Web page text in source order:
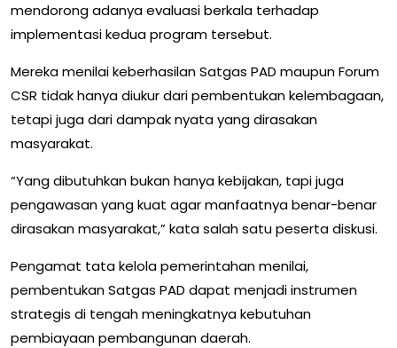
mendorong adanya evaluasi berkala terhadap
implementasi kedua program tersebut.
Mereka menilai keberhasilan Satgas PAD maupun Forum
CSR tidak hanya diukur dari pembentukan kelembagaan,
tetapi juga dari dampak nyata yang dirasakan
masyarakat.
“Yang dibutuhkan bukan hanya kebijakan, tapi juga
pengawasan yang kuat agar manfaatnya benar-benar
dirasakan masyarakat,” kata salah satu peserta diskusi.
Pengamat tata kelola pemerintahan menilai,
pembentukan Satgas PAD dapat menjadi instrumen
strategis di tengah meningkatnya kebutuhan
pembiayaan pembangunan daerah.